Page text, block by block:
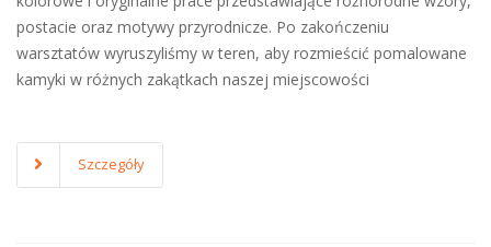
postacie oraz motywy przyrodnicze. Po zakończeniu
warsztatów wyruszyliśmy w teren, aby rozmieścić pomalowane
kamyki w różnych zakątkach naszej miejscowości
Szczegóły